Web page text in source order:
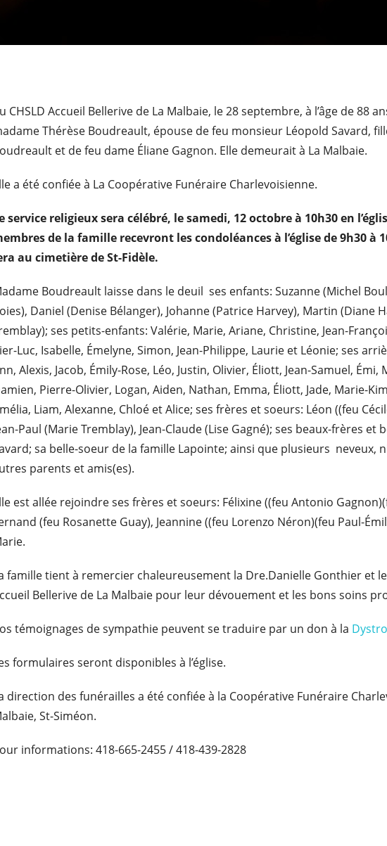
CHSLD Accueil Bellerive de La Malbaie, le 28 septembre, à l’âge de 88
Thérèse Boudreault, épouse de feu monsieur Léopold Savard,
et de feu dame Éliane Gagnon. Elle demeurait à La Malbaie.
a été confiée à La Coopérative Funéraire Charlevoisienne.
service religieux sera célébré, le samedi, 12 octobre à 10h30 en
de la famille recevront les condoléances à l’église de 9h30 à
au cimetière de St-Fidèle.
Boudreault laisse dans le deuil ses enfants: Suzanne (Michel
Daniel (Denise Bélanger), Johanne (Patrice Harvey), Martin (Diane
ses petits-enfants: Valérie, Marie, Ariane, Christine, Jean-
Luc, Isabelle, Émelyne, Simon, Jean-Philippe, Laurie et Léonie; ses
Alexis, Jacob, Émily-Rose, Léo, Justin, Olivier, Éliott, Jean-Samuel, Émi,
Pierre-Olivier, Logan, Aiden, Nathan, Emma, Éliott, Jade, Marie-
Liam, Alexanne, Chloé et Alice; ses frères et soeurs: Léon ((feu
Paul (Marie Tremblay), Jean-Claude (Lise Gagné); ses beaux-frères et
sa belle-soeur de la famille Lapointe; ainsi que plusieurs neveux,
parents et amis(es).
est allée rejoindre ses frères et soeurs: Félixine ((feu Antonio
(feu Rosanette Guay), Jeannine ((feu Lorenzo Néron)(feu Paul-
famille tient à remercier chaleureusement la Dre.Danielle Gonthier et
Bellerive de La Malbaie pour leur dévouement et les bons soins
témoignages de sympathie peuvent se traduire par un don à la
formulaires seront disponibles à l’église.
direction des funérailles a été confiée à la Coopérative Funéraire
St-Siméon.
informations: 418-665-2455 / 418-439-2828